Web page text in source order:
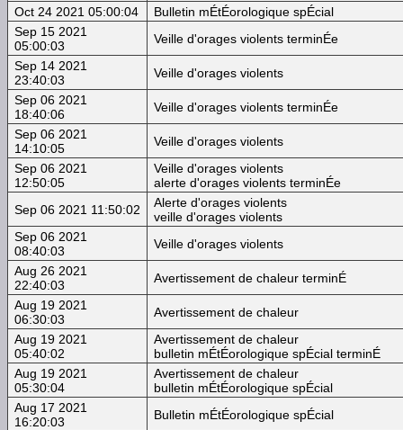
Oct 24 2021 05:00:04
Bulletin mÉtÉorologique spÉcial
Sep 15 2021
05:00:03
Veille d'orages violents terminÉe
Sep 14 2021
23:40:03
Veille d'orages violents
Sep 06 2021
18:40:06
Veille d'orages violents terminÉe
Sep 06 2021
14:10:05
Veille d'orages violents
Sep 06 2021
12:50:05
Veille d'orages violents
alerte d'orages violents terminÉe
Sep 06 2021 11:50:02
Alerte d'orages violents
veille d'orages violents
Sep 06 2021
08:40:03
Veille d'orages violents
Aug 26 2021
22:40:03
Avertissement de chaleur terminÉ
Aug 19 2021
06:30:03
Avertissement de chaleur
Aug 19 2021
05:40:02
Avertissement de chaleur
bulletin mÉtÉorologique spÉcial terminÉ
Aug 19 2021
05:30:04
Avertissement de chaleur
bulletin mÉtÉorologique spÉcial
Aug 17 2021
16:20:03
Bulletin mÉtÉorologique spÉcial